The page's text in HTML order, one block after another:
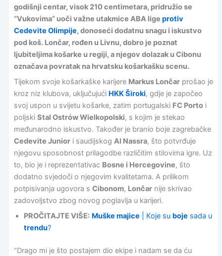
godišnji centar, visok 210 centimetara, pridružio se
“Vukovima” uoči važne utakmice ABA lige protiv
Cedevite Olimpije, donoseći dodatnu snagu i iskustvo
pod koš. Lončar, rođen u Livnu, dobro je poznat
ljubiteljima košarke u regiji, a njegov dolazak u Cibonu
označava povratak na hrvatsku košarkašku scenu.
Tijekom svoje košarkaške karijere Markus Lončarprošao je
kroz niz klubova, uključujući HKK Široki, gdje je započeo
svoj uspon u svijetu košarke, zatim portugalski FC Portoi
poljski Stal Ostrów Wielkopolski, s kojim je stekao
međunarodno iskustvo. Također je branio boje zagrebačke
Cedevite Juniori saudijskog Al Nassra, što potvrđuje
njegovu sposobnost prilagodbe različitim stilovima igre. Uz
to, bio je i reprezentativac Bosne i Hercegovine, što
dodatno svjedoči o njegovim kvalitetama. A prilikom
potpisivanja ugovora s Cibonom, Lončarnije skrivao
zadovoljstvo zbog novog poglavlja u karijeri.
PROČITAJTE VIŠE: Muške majice | Koje su boje sada u
trendu?
“Drago mi je što postajem dio ekipe i nadam se da ću